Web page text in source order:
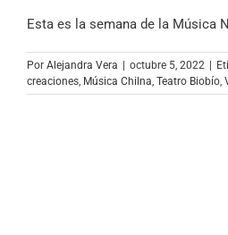
Archivo
Esta es la semana de la Música
Por Alejandra Vera | octubre 5, 2022 |
creaciones Música Chilna Teatro Biobío